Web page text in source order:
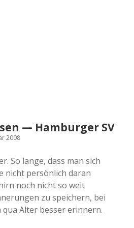
— Hamburger SV
2008
So lange, dass man sich
nicht persönlich daran
noch nicht so weit
zu speichern, bei
qua Alter besser erinnern.